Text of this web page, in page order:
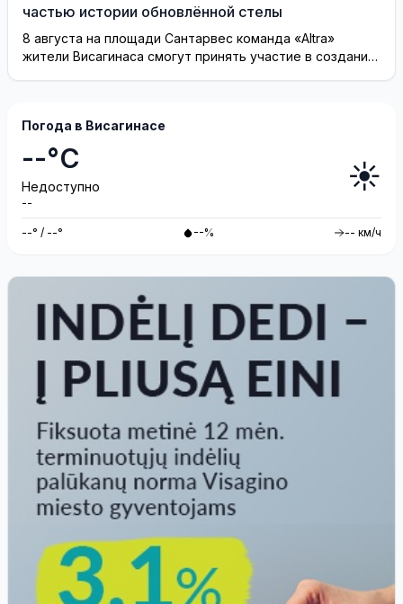
частью истории обновлённой стелы
8 августа на площади Сантарвес команда «Altra»
жители Висагинаса смогут принять участие в создании
Погода в Висагинасе
--°C
Недоступно
--
☀️
--° / --° --% -- км/ч